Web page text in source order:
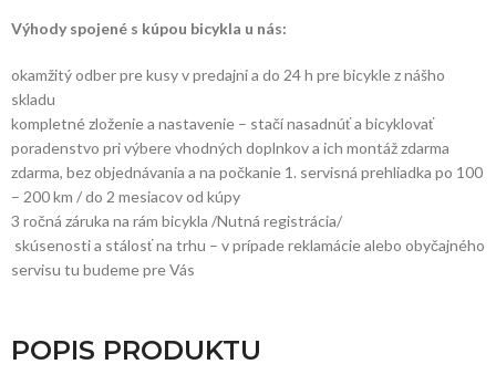
Výhody spojené s kúpou bicykla u nás:
okamžitý odber pre kusy v predajni a do 24 h pre bicykle z nášho
skladu
kompletné zloženie a nastavenie – stačí nasadnúť a bicyklovať
poradenstvo pri výbere vhodných doplnkov a ich montáž zdarma
zdarma, bez objednávania a na počkanie 1. servisná prehliadka po 100
– 200 km / do 2 mesiacov od kúpy
3 ročná záruka na rám bicykla /Nutná registrácia/
skúsenosti a stálosť na trhu – v prípade reklamácie alebo obyčajného
servisu tu budeme pre Vás
POPIS PRODUKTU